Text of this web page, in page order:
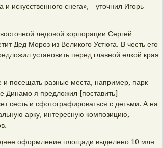
искусственного снега», - уточнил Игорь
ледовой корпорации Сергей
Дед Мороз из Великого Устюга. В честь его
установить перед главной елкой края
и посещать разные места, например, парк
Динамо я предложил [поставить]
сесть и сфотографироваться с детьми. А на
арку, интересную композицию,
оформление площади выделено 10 млн